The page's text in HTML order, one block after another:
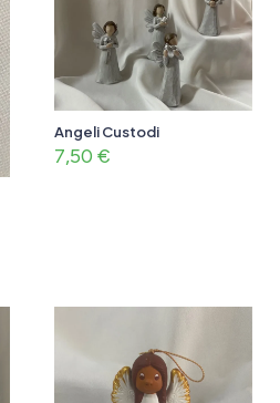
Angeli Custodi
7,50 €